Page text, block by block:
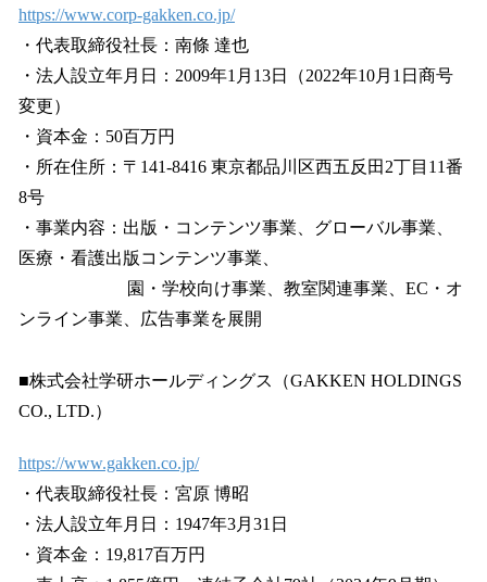
https://www.corp-gakken.co.jp/
・代表取締役社長：南條 達也
・法人設立年月日：2009年1月13日（2022年10月1日商号
変更）
・資本金：50百万円
・所在住所：〒141-8416 東京都品川区西五反田2丁目11番
8号
・事業内容：出版・コンテンツ事業、グローバル事業、
医療・看護出版コンテンツ事業、
園・学校向け事業、教室関連事業、EC・オ
ンライン事業、広告事業を展開
■株式会社学研ホールディングス（GAKKEN HOLDINGS
CO., LTD.）
https://www.gakken.co.jp/
・代表取締役社長：宮原 博昭
・法人設立年月日：1947年3月31日
・資本金：19,817百万円